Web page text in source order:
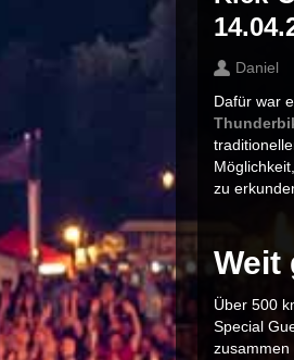
Daniel
Dafür war
zu
Weit
Über 500
Special
zusammen